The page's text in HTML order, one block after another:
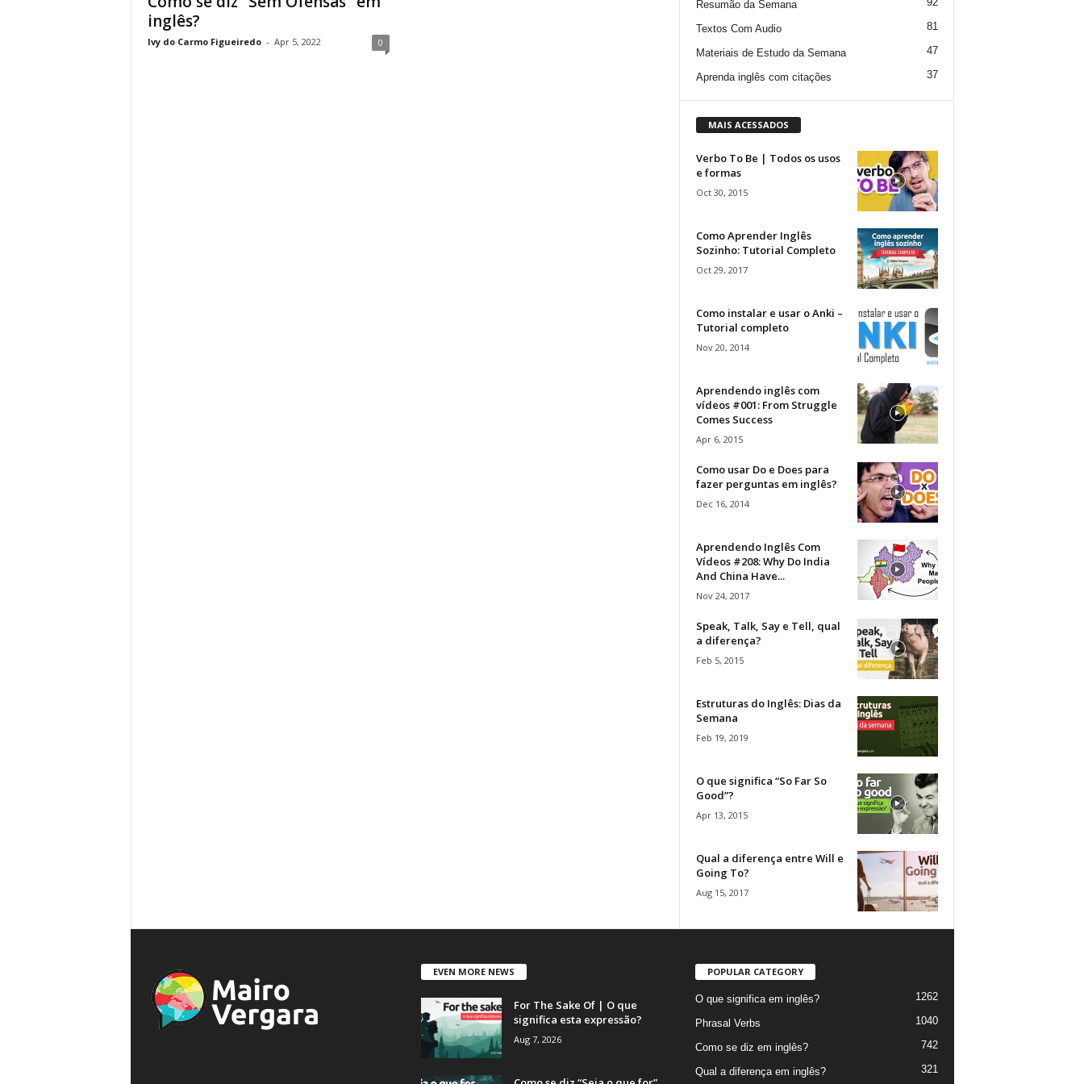
inglês?
Ivy do Carmo Figueiredo - Apr 5, 2022 0
Resumão da Semana
Textos Com Audio 81
Materiais de Estudo da Semana 47
Aprenda inglês com citações 37
MAIS ACESSADOS
Verbo To Be | Todos os usos
e formas
Oct 30, 2015
Como Aprender Inglês
Sozinho: Tutorial Completo
Oct 29, 2017
Como instalar e usar o Anki –
Tutorial completo
Nov 20, 2014
Aprendendo inglês com
vídeos #001: From Struggle
Comes Success
Apr 6, 2015
Como usar Do e Does para
fazer perguntas em inglês?
Dec 16, 2014
Aprendendo Inglês Com
Vídeos #208: Why Do India
And China Have...
Nov 24, 2017
Speak, Talk, Say e Tell, qual
a diferença?
Feb 5, 2015
Estruturas do Inglês: Dias da
Semana
Feb 19, 2019
O que significa “So Far So
Good”?
Apr 13, 2015
Qual a diferença entre Will e
Going To?
Aug 15, 2017
EVEN MORE NEWS
For The Sake Of | O que
significa esta expressão?
Aug 7, 2026
POPULAR CATEGORY
O que significa em inglês? 1262
Phrasal Verbs 1040
Como se diz em inglês? 742
Qual a diferença em inglês? 321